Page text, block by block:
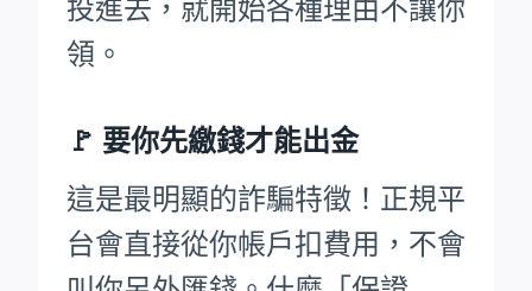
投進去，就開始各種理由不讓你
領。
🚩 要你先繳錢才能出金
這是最明顯的詐騙特徵！正規平
台會直接從你帳戶扣費用，不會